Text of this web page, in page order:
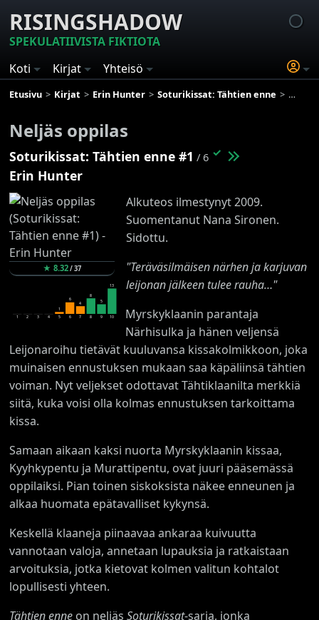
RISINGSHADOW
SPEKULATIIVISTA FIKTIOTA
Koti
Kirjat Yhteisö
Etusivu Kirjat Erin Hunter Soturikissat: Tähtien enne Neljäs
Neljäs oppilas
Soturikissat: Tähtien enne #1 / 6 ✓
Erin Hunter
★8.32/37
1 2 3 4
1
5
6
6
4
7
8
8
5
9
13
10
Alkuteos ilmestynyt 2009.
Suomentanut Nana Sironen.
Sidottu.
"Teräväsilmäisen närhen ja karjuvan
leijonan jälkeen tulee rauha…"
Myrskyklaanin parantaja
Närhisulka ja hänen veljensä
Leijonaroihu tietävät kuuluvansa kissakolmikkoon, joka
muinaisen ennustuksen mukaan saa käpäliinsä tähtien
voiman. Nyt veljekset odottavat Tähtiklaanilta merkkiä
siitä, kuka voisi olla kolmas ennustuksen tarkoittama
kissa.
Samaan aikaan kaksi nuorta Myrskyklaanin kissaa,
Kyyhkypentu ja Murattipentu, ovat juuri pääsemässä
oppilaiksi. Pian toinen siskoksista näkee enneunen ja
alkaa huomata epätavalliset kykynsä.
Keskellä klaaneja piinaavaa ankaraa kuivuutta
vannotaan valoja, annetaan lupauksia ja ratkaistaan
arvoituksia, jotka kietovat kolmen valitun kohtalot
lopullisesti yhteen.
Tähtien enne on neljäsSoturikissat-sarja, jonka